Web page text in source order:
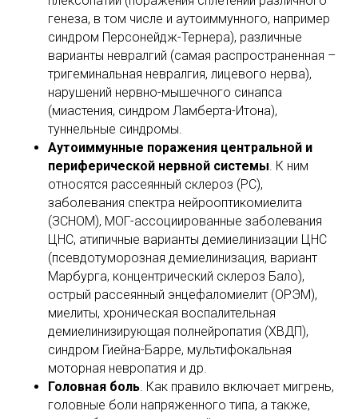
генеза, в том числе и аутоиммунного, например
синдром Персонейдж-Тернера), различные
варианты невралгий (самая распространенная –
тригеминальная невралгия, лицевого нерва),
нарушений нервно-мышечного синапса
(миастения, синдром Ламберта-Итона),
туннельные синдромы.
Аутоиммунные поражения центральной и
периферической нервной системы. К ним
относятся рассеянный склероз (РС),
заболевания спектра нейрооптикомиелита
(ЗСНОМ), МОГ-ассоциированные заболевания
ЦНС, атипичные варианты демиелинизации ЦНС
(псевдотуморозная демиелинизация, вариант
Марбурга, концентрический склероз Бало),
острый рассеянный энцефаломиелит (ОРЭМ),
миелиты, хроническая воспалительная
демиелинизирующая полнейропатия (ХВДП),
синдром Гиейна-Барре, мультифокальная
моторная невропатия и др.
Головная боль. Как правило включает мигрень,
головные боли напряженного типа, а также,